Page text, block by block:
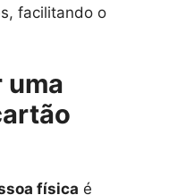
facilitando o
uma
física é